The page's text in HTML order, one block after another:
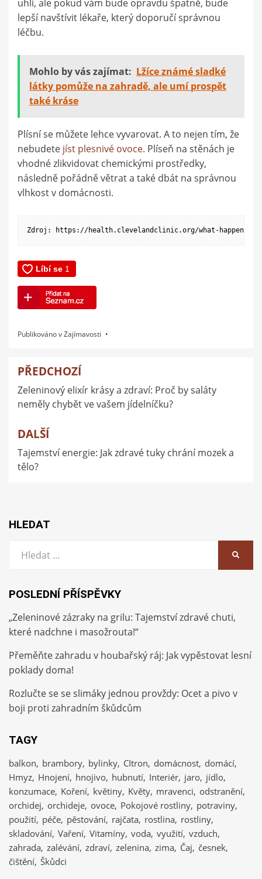
uhlí, ale pokud vám bude opravdu špatně, bude
lepší navštívit lékaře, který doporučí správnou
léčbu.
Mohlo by vás zajímat: Lžíce známé sladké
látky pomůže na zahradě, ale umí prospět
také kráse
Plísní se můžete lehce vyvarovat. A to nejen tím, že
nebudete jíst plesnivé ovoce. Plíseň na stěnách je
vhodné zlikvidovat chemickými prostředky,
následně pořádně větrat a také dbát na správnou
vlhkost v domácnosti.
Zdroj: https://health.clevelandclinic.org/what-happens-
Publikováno vZajímavosti
Navigace
pro
příspěvek
PŘEDCHOZÍ
Zeleninový elixír krásy a zdraví: Proč by saláty
neměly chybět ve vašem jídelníčku?
DALŠÍ
Tajemství energie: Jak zdravé tuky chrání mozek a
tělo?
HLEDAT
POSLEDNÍ PŘÍSPĚVKY
„Zeleninové zázraky na grilu: Tajemství zdravé chuti,
které nadchne i masožrouta!“
Přeměňte zahradu v houbařský ráj: Jak vypěstovat lesní
poklady doma!
Rozlučte se se slimáky jednou provždy: Ocet a pivo v
boji proti zahradním škůdcům
TAGY
balkon brambory bylinky CItron domácnost domácí
Hmyz Hnojení hnojivo hubnutí Interiér jaro jídlo
konzumace Koření květiny Květy mravenci odstranění
orchidej orchideje ovoce Pokojové rostliny potraviny
použití péče pěstování rajčata rostlina rostliny
skladování Vaření Vitamíny voda využití vzduch
zahrada zalévání zdraví zelenina zima Čaj česnek
čištění Škůdci